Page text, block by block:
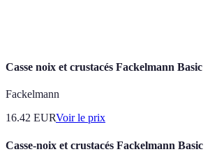
Casse noix et crustacés Fackelmann Basic
Fackelmann
16.42 EURVoir le prix
Casse-noix et crustacés Fackelmann Basic